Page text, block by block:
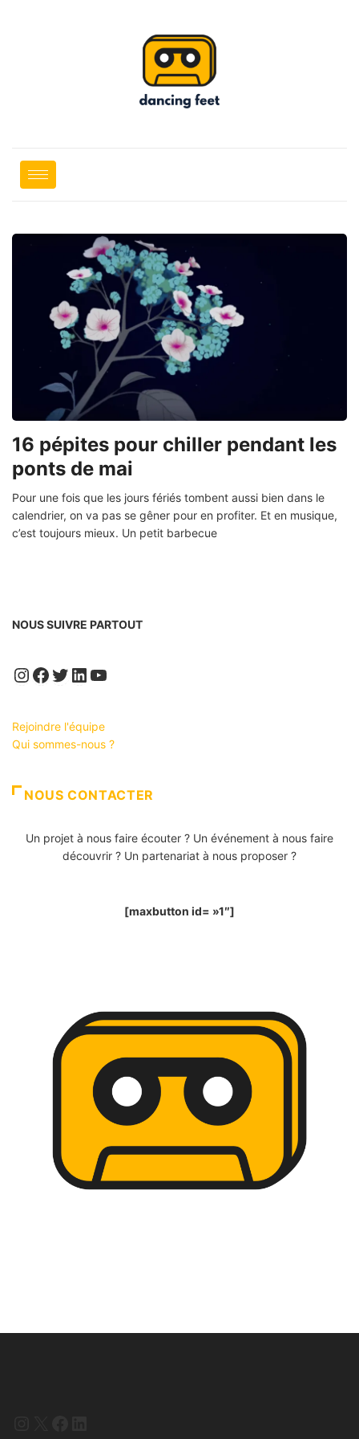
16 pépites pour chiller pendant les
ponts de mai
Pour une fois que les jours fériés tombent aussi bien dans le
calendrier, on va pas se gêner pour en profiter. Et en musique,
c’est toujours mieux. Un petit barbecue
NOUS SUIVRE PARTOUT
Instagram
Facebook
Twitter
LinkedIn
YouTube
Rejoindre l'équipe
Qui sommes-nous ?
NOUS CONTACTER
Un projet à nous faire écouter ? Un événement à nous faire
découvrir ? Un partenariat à nous proposer ?
[maxbutton id= »1″]